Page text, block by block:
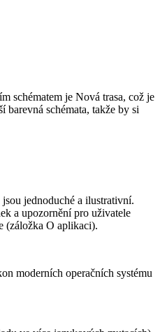
schématem je Nová trasa, což je
schémata, takže by si
jednoduché a ilustrativní.
a upozornění pro uživatele
(záložka O aplikaci).
moderních operačních systému